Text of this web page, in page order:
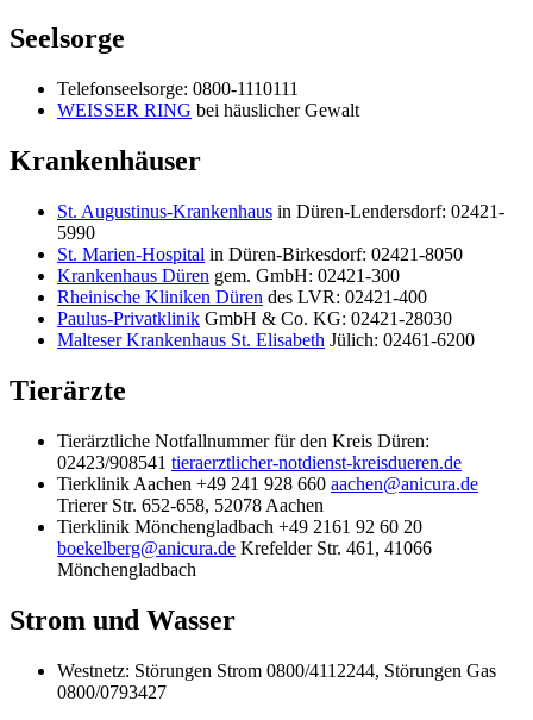
Seelsorge
Telefonseelsorge: 0800-1110111
WEISSER RING bei häuslicher Gewalt
Krankenhäuser
St. Augustinus-Krankenhaus in Düren-Lendersdorf: 02421-
5990
St. Marien-Hospital in Düren-Birkesdorf: 02421-8050
Krankenhaus Düren gem. GmbH: 02421-300
Rheinische Kliniken Düren des LVR: 02421-400
Paulus-Privatklinik GmbH & Co. KG: 02421-28030
Malteser Krankenhaus St. Elisabeth Jülich: 02461-6200
Tierärzte
Tierärztliche Notfallnummer für den Kreis Düren:
02423/908541 tieraerztlicher-notdienst-kreisdueren.de
Tierklinik Aachen +49 241 928 660 aachen@anicura.de
Trierer Str. 652-658, 52078 Aachen
Tierklinik Mönchengladbach +49 2161 92 60 20
boekelberg@anicura.de Krefelder Str. 461, 41066
Mönchengladbach
Strom und Wasser
Westnetz: Störungen Strom 0800/4112244, Störungen Gas
0800/0793427